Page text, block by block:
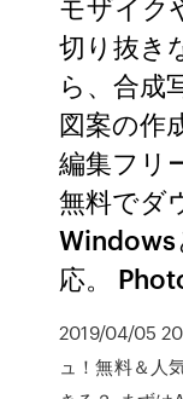
切り抜き
ら、合成
図案の作
編集フリ
無料でダ
Windows
応。
2019/04/05
ュ！無料＆人